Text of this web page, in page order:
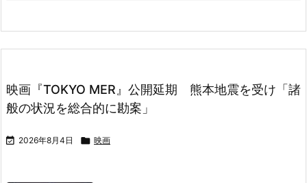
映画『TOKYO MER』公開延期 熊本地震を受け「諸
般の状況を総合的に勘案」
 2026年8月4日  映画